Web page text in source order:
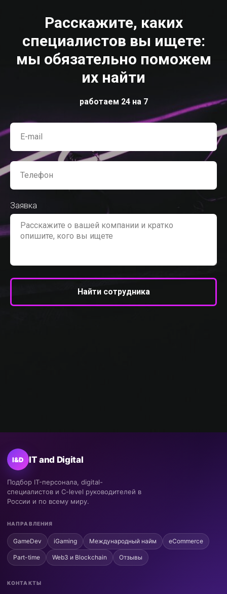
Расскажите, каких
специалистов вы ищете:
мы обязательно поможем
их найти
работаем 24 на 7
Заявка
Найти сотрудника
I&D IT and Digital
Подбор IT-персонала, digital-
специалистов и C-level руководителей в
России и по всему миру.
НАПРАВЛЕНИЯ
GameDev iGaming Международный найм eCommerce
Part-time Web3 и Blockchain Отзывы
КОНТАКТЫ